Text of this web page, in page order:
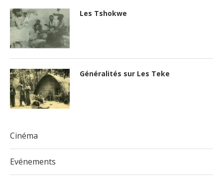
Les Tshokwe
Généralités sur Les Teke
Cinéma
Evénements